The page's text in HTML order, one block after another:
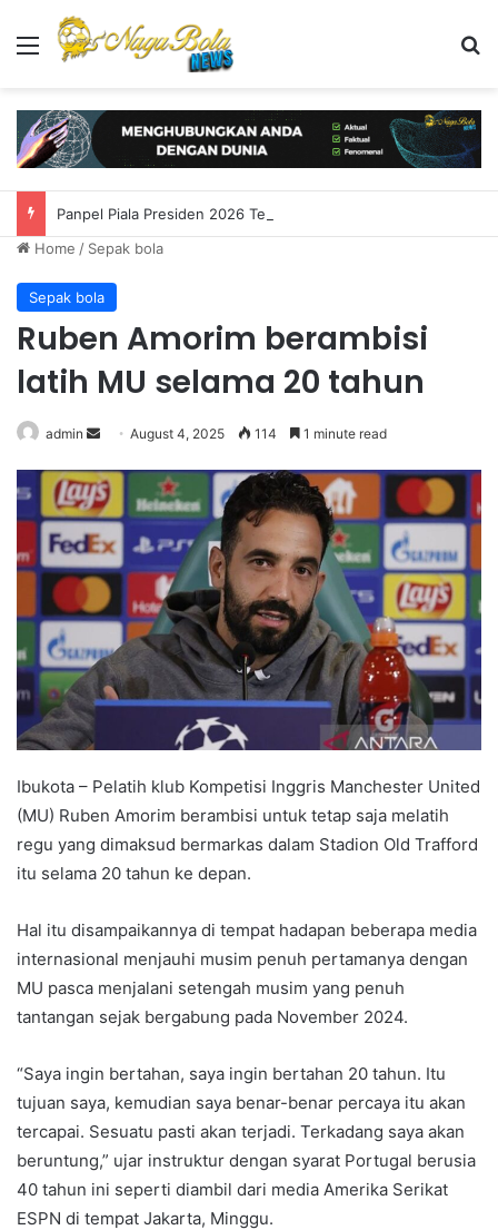
Menu
Home / Sepak bola
Sepak bola
Ruben Amorim berambisi
latih MU selama 20 tahun
admin
n
d
a
n
m
a
i
l
August 4, 2025 114 1 minute read
Ibukota – Pelatih klub Kompetisi Inggris Manchester United
(MU) Ruben Amorim berambisi untuk tetap saja melatih
regu yang dimaksud bermarkas dalam Stadion Old Trafford
itu selama 20 tahun ke depan.
Hal itu disampaikannya di tempat hadapan beberapa media
internasional menjauhi musim penuh pertamanya dengan
MU pasca menjalani setengah musim yang penuh
tantangan sejak bergabung pada November 2024.
“Saya ingin bertahan, saya ingin bertahan 20 tahun. Itu
tujuan saya, kemudian saya benar-benar percaya itu akan
tercapai. Sesuatu pasti akan terjadi. Terkadang saya akan
beruntung,” ujar instruktur dengan syarat Portugal berusia
40 tahun ini seperti diambil dari media Amerika Serikat
ESPN di tempat Jakarta, Minggu.